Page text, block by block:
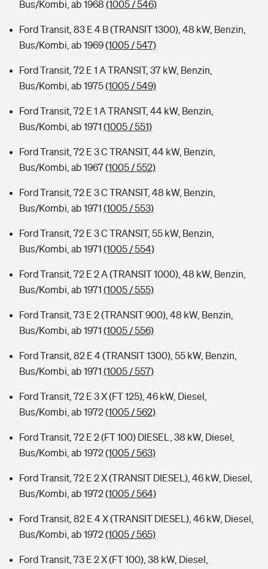
Bus/Kombi, ab 1968 (1005 / 546)
Ford Transit, 83 E 4 B (TRANSIT 1300), 48 kW, Benzin,
Bus/Kombi, ab 1969(1005 / 547)
Ford Transit, 72 E 1 A TRANSIT, 37 kW, Benzin,
Bus/Kombi, ab 1975(1005 / 549)
Ford Transit, 72 E 1 A TRANSIT, 44 kW, Benzin,
Bus/Kombi, ab 1971 (1005 / 551)
Ford Transit, 72 E 3 C TRANSIT, 44 kW, Benzin,
Bus/Kombi, ab 1967(1005 / 552)
Ford Transit, 72 E 3 C TRANSIT, 48 kW, Benzin,
Bus/Kombi, ab 1971 (1005 / 553)
Ford Transit, 72 E 3 C TRANSIT, 55 kW, Benzin,
Bus/Kombi, ab 1971 (1005 / 554)
Ford Transit, 72 E 2 A (TRANSIT 1000), 48 kW, Benzin,
Bus/Kombi, ab 1971 (1005 / 555)
Ford Transit, 73 E 2 (TRANSIT 900), 48 kW, Benzin,
Bus/Kombi, ab 1971 (1005 / 556)
Ford Transit, 82 E 4 (TRANSIT 1300), 55 kW, Benzin,
Bus/Kombi, ab 1971 (1005 / 557)
Ford Transit, 72 E 3 X (FT 125), 46 kW, Diesel,
Bus/Kombi, ab 1972(1005 / 562)
Ford Transit, 72 E 2 (FT 100) DIESEL, 38 kW, Diesel,
Bus/Kombi, ab 1972(1005 / 563)
Ford Transit, 72 E 2 X (TRANSIT DIESEL), 46 kW, Diesel,
Bus/Kombi, ab 1972(1005 / 564)
Ford Transit, 82 E 4 X (TRANSIT DIESEL), 46 kW, Diesel,
Bus/Kombi, ab 1972(1005 / 565)
Ford Transit, 73 E 2 X (FT 100), 38 kW, Diesel,